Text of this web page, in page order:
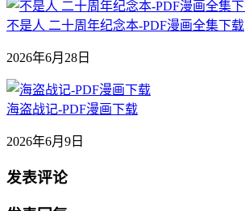
不是人 二十周年纪念本-PDF漫画全集下载
2026年6月28日
海盗战记-PDF漫画下载
2026年6月9日
发表评论